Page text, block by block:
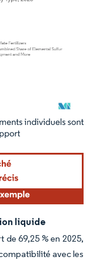
une attribution sous CC BY
liquide
69,25 % en 2025,
avec les